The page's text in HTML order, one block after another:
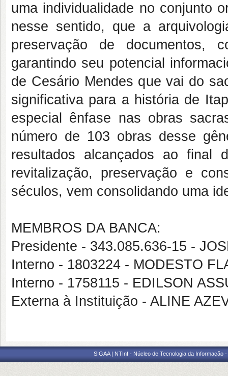
uma individualidade no conjunto
nesse sentido, que a
preservação de documentos,
garantindo seu potencial
de Cesário Mendes que vai do
significativa para a história de
especial ênfase nas obras
número de 103 obras desse
resultados alcançados ao final
revitalização, preservação e
séculos, vem consolidando uma
MEMBROS DA BANCA:
Presidente - 343.085.636-15 -
Interno - 1803224 - MODESTO
Interno - 1758115 - EDILSON
Externa à Instituição - ALINE
SIGAA | NTInf - Núcleo de Tecnologia da